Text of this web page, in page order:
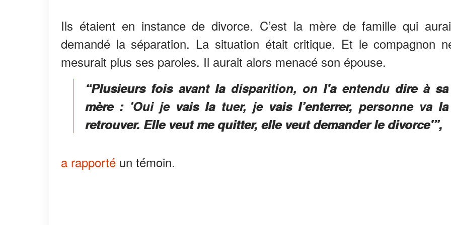
Ils étaient en instance de divorce. C’est la mère de famille qui
demandé la séparation. La situation était critique. Et le compagnon
mesurait plus ses paroles. Il aurait alors menacé son épouse.
“Plusieurs fois avant la disparition, on l'a entendu dire à sa
mère : 'Oui je vais la tuer, je vais l’enterrer, personne va la
retrouver. Elle veut me quitter, elle veut demander le divorce'”,
a rapporté un témoin.